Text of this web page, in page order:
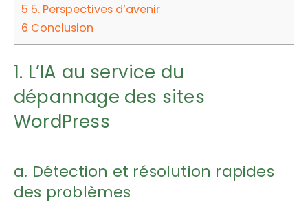
5 5. Perspectives d’avenir
6 Conclusion
1. L’IA au service du
dépannage des sites
WordPress
a. Détection et résolution rapides
des problèmes